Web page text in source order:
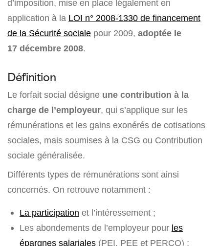
d’imposition, mise en place légalement en
application à la LOI n° 2008-1330 de financement
de la Sécurité sociale pour 2009, adoptée le
17 décembre 2008.
Définition
Le forfait social désigne une contribution à la
charge de l’employeur, qui s’applique sur les
rémunérations et les gains exonérés de cotisations
sociales, mais soumises à la CSG ou Contribution
sociale généralisée.
Différents types de rémunérations sont ainsi
concernés. On retrouve notamment :
La participation et l’intéressement ;
Les abondements de l’employeur pour les
épargnes salariales (PEI, PEE et PERCO) ;